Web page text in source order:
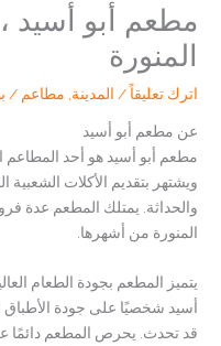
مطعم أبو أسيد
المنورة
اترك تعليقاً / المدينة مطاعم /
عن مطعم أبو أسيد
مطعم أبو أسيد هو أحد المطاعم
ويشتهر بتقديم الأكلات الشعبية
والحداثة. يمتلك المطعم عدة
المنورة من أشهرها.
يتميز المطعم بجودة الطعام
أسيد شخصيًا على جودة
قد تحدث. يحرص المطعم دائمًا